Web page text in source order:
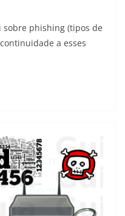
sobre phishing (tipos de
a esses